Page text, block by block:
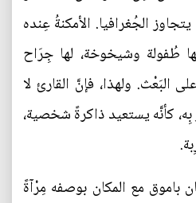
الجُغرافيا. الأمكنةُ عِنده
طُفولة وشيخوخة، لها جِرَاح
البَعْث. ولهذا، فإنَّ القارئ لا
كأنَّه يستعيد ذاكرةً شخصية،
باموق مع المكان بوصفه مِرْآةً